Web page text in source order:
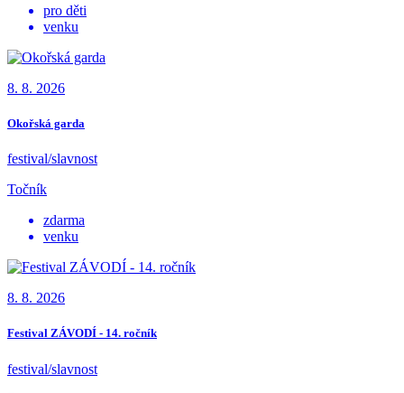
pro děti
venku
8. 8. 2026
Okořská garda
festival/slavnost
Točník
zdarma
venku
8. 8. 2026
Festival ZÁVODÍ - 14. ročník
festival/slavnost